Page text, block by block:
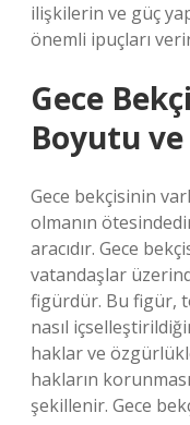
ilişkilerin ve güç
önemli ipuçları
Gece
Boyutu
Gece bekçisinin
olmanın
aracıdır. Gece
vatandaşlar
figürdür. Bu figür,
nasıl
haklar ve
hakların
şekillenir. Gece